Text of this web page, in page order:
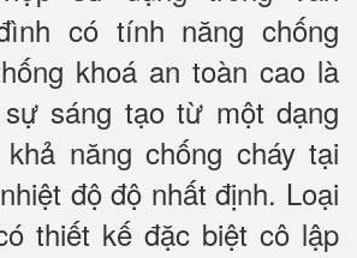
có tính năng chống
khoá an toàn cao là
sáng tạo từ một dạng
năng chống cháy tại
độ độ nhất định. Loại
thiết kế đặc biệt cô lập